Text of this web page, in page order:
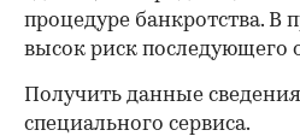
процедуре банкротства. В
высок риск последующего
Получить данные
специального сервиса.